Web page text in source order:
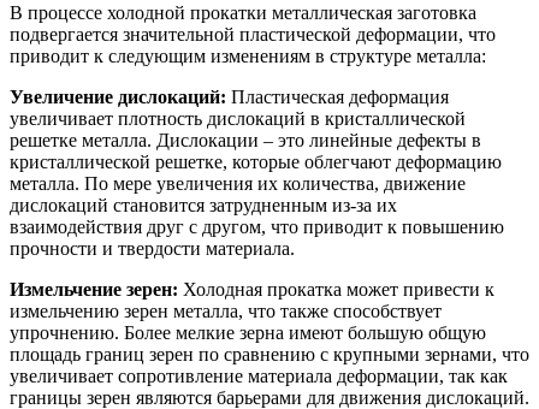
В процессе холодной прокатки металлическая заготовка
подвергается значительной пластической деформации, что
приводит к следующим изменениям в структуре металла:
Увеличение дислокаций: Пластическая деформация
увеличивает плотность дислокаций в кристаллической
решетке металла. Дислокации – это линейные дефекты в
кристаллической решетке, которые облегчают деформацию
металла. По мере увеличения их количества, движение
дислокаций становится затрудненным из-за их
взаимодействия друг с другом, что приводит к повышению
прочности и твердости материала.
Измельчение зерен: Холодная прокатка может привести к
измельчению зерен металла, что также способствует
упрочнению. Более мелкие зерна имеют большую общую
площадь границ зерен по сравнению с крупными зернами, что
увеличивает сопротивление материала деформации, так как
границы зерен являются барьерами для движения дислокаций.